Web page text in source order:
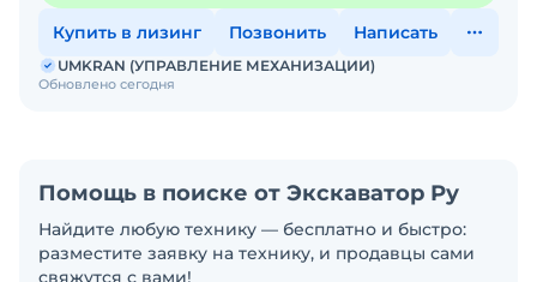
Купить в лизинг Позвонить Написать
Обновлено сегодня
UMKRAN (УПРАВЛЕНИЕ МЕХАНИЗАЦИИ)
Помощь в поиске от Экскаватор Ру
Найдите любую технику — бесплатно и быстро:
разместите заявку на технику, и продавцы сами
свяжутся с вами!